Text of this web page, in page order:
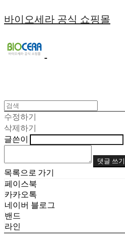
바이오세라 공식 쇼핑몰
수정하기
삭제하기
글쓴이
댓글 쓰기
목록으로 가기
페이스북
카카오톡
네이버 블로그
밴드
라인